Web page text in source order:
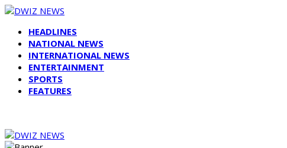
HEADLINES
NATIONAL NEWS
INTERNATIONAL NEWS
ENTERTAINMENT
SPORTS
FEATURES